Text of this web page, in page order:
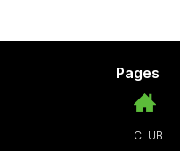
Pages
CLUB